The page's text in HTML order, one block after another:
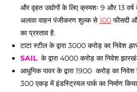
और वृहत उद्योगों के लिए क्रमशः 9 और 13
अलावा वाहन पंजीकरण शुल्क से100 फीसदी
का प्रस्ताव है.
टाटा स्टील के द्वारा 3000 करोड़ का निवेश
SAILके द्वारा 4000 करोड़ का निवेश
आधुनिक पावर के द्वारा 1900 करोड़ का निवेश
300 एकड़ में इंडस्ट्रियल पार्क का निर्माण